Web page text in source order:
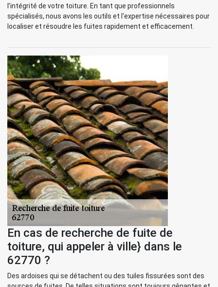
l’intégrité de votre toiture. En tant que professionnels
spécialisés, nous avons les outils et l'expertise nécessaires pour
localiser et résoudre les fuites rapidement et efficacement.
En cas de recherche de fuite de
toiture, qui appeler à ville} dans le
62770 ?
Des ardoises qui se détachent ou des tuiles fissurées sont des